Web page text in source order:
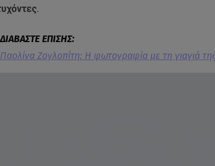
.
Παολίνα Ζογλοπίτη: Η φωτογραφία με τη γιαγιά